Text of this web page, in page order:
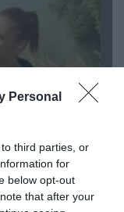
Personal
third parties, or
for
below opt-out
that after your
να τα
που γέλασε